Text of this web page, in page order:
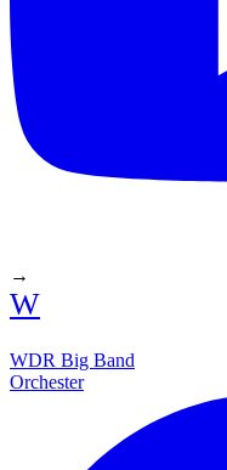
→
W
WDR Big Band
Orchester